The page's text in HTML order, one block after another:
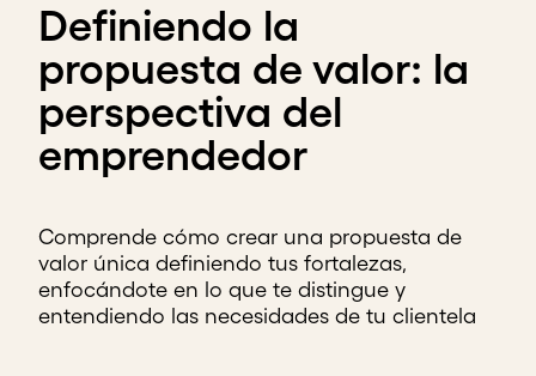
Definiendo la
propuesta de valor: la
perspectiva del
emprendedor
Comprende cómo crear una propuesta de
valor única definiendo tus fortalezas,
enfocándote en lo que te distingue y
entendiendo las necesidades de tu clientela